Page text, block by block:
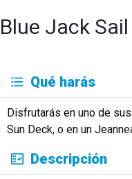
Blue Jack Sail
Deutsch English
Français
Italiano
Русский
Qué harás
Disfrutarás en uno de
Sun Deck, o en un
Descripción